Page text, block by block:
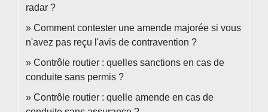
radar ?
Comment contester une amende majorée si vous
n'avez pas reçu l'avis de contravention ?
Contrôle routier : quelles sanctions en cas de
conduite sans permis ?
Contrôle routier : quelle amende en cas de